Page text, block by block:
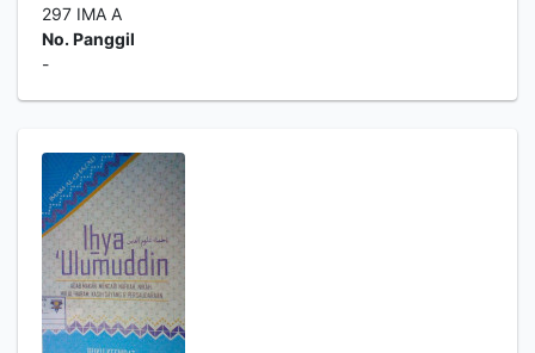
297 IMA A
No. Panggil
-